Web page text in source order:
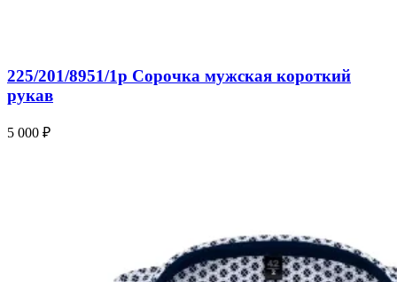
225/201/8951/1p Сорочка мужская короткий
рукав
5 000 ₽